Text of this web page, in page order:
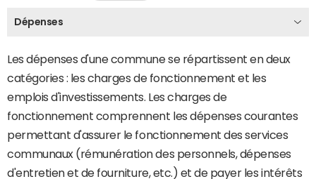
Dépenses
Les dépenses d'une commune se répartissent en deux
catégories : les charges de fonctionnement et les
emplois d'investissements. Les charges de
fonctionnement comprennent les dépenses courantes
permettant d'assurer le fonctionnement des services
communaux (rémunération des personnels, dépenses
d'entretien et de fourniture, etc.) et de payer les intérêts